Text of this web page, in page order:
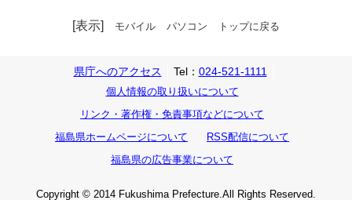
[表示] モバイル パソコン トップに戻る
県庁へのアクセス Tel： 024-521-1111
個人情報の取り扱いについて
リンク・著作権・免責事項などについて
福島県ホームページについて
RSS配信について
福島県の広告事業について
Copyright © 2014 Fukushima Prefecture.All Rights Reserved.